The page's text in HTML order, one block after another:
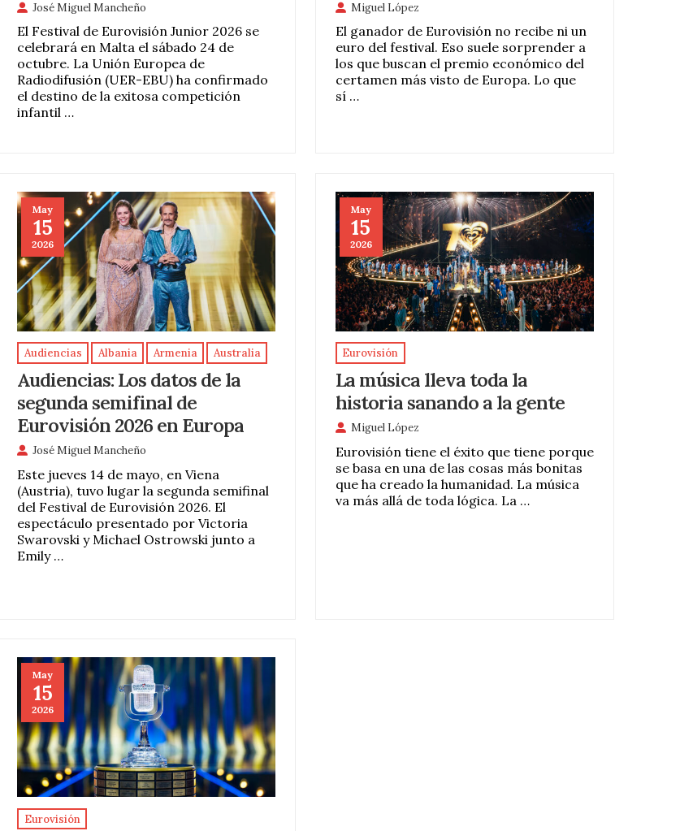
José Miguel Mancheño
El Festival de Eurovisión Junior 2026 se
celebrará en Malta el sábado 24 de
octubre. La Unión Europea de
Radiodifusión (UER-EBU) ha confirmado
el destino de la exitosa competición
infantil …
Miguel López
El ganador de Eurovisión no recibe ni un
euro del festival. Eso suele sorprender a
los que buscan el premio económico del
certamen más visto de Europa. Lo que
sí …
May
15
2026
Audiencias Albania Armenia Australia
Audiencias: Los datos de la
segunda semifinal de
Eurovisión 2026 en Europa
José Miguel Mancheño
Este jueves 14 de mayo, en Viena
(Austria), tuvo lugar la segunda semifinal
del Festival de Eurovisión 2026. El
espectáculo presentado por Victoria
Swarovski y Michael Ostrowski junto a
Emily …
May
15
2026
Eurovisión
La música lleva toda la
historia sanando a la gente
Miguel López
Eurovisión tiene el éxito que tiene porque
se basa en una de las cosas más bonitas
que ha creado la humanidad. La música
va más allá de toda lógica. La …
May
15
2026
Eurovisión